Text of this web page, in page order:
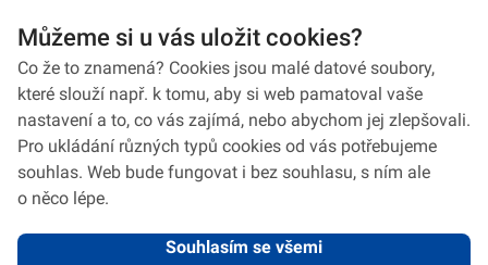
Můžeme si u vás uložit cookies?
Co že to znamená? Cookies jsou malé datové soubory,
které slouží např. k tomu, aby si web pamatoval vaše
nastavení a to, co vás zajímá, nebo abychom jej zlepšovali.
Pro ukládání různých typů cookies od vás potřebujeme
souhlas. Web bude fungovat i bez souhlasu, s ním ale
o něco lépe.
Souhlasím se všemi